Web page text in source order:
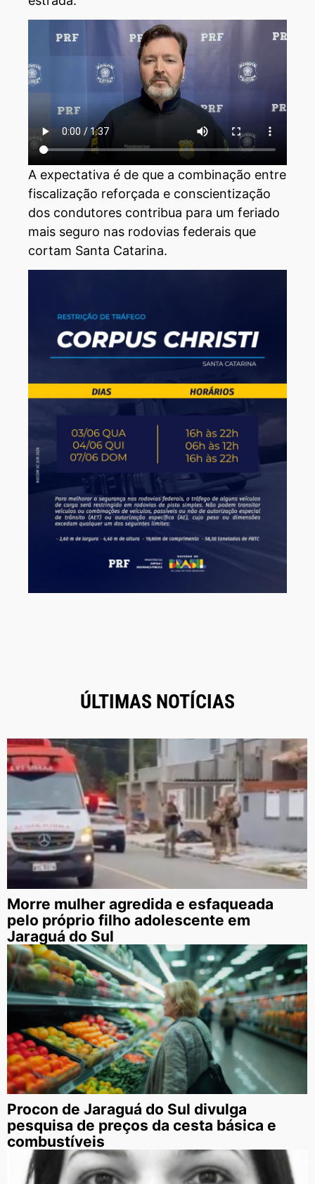
A expectativa é de que a combinação entre
fiscalização reforçada e conscientização
dos condutores contribua para um feriado
mais seguro nas rodovias federais que
cortam Santa Catarina.
ÚLTIMAS NOTÍCIAS
Morre mulher agredida e esfaqueada
pelo próprio filho adolescente em
Jaraguá do Sul
Procon de Jaraguá do Sul divulga
pesquisa de preços da cesta básica e
combustíveis